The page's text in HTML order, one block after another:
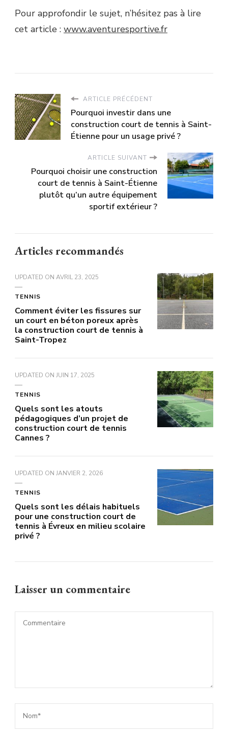
Pour approfondir le sujet, n’hésitez pas à lire
cet article : www.aventuresportive.fr
ARTICLE PRÉCÉDENT
Pourquoi investir dans une
construction court de tennis à Saint-
Étienne pour un usage privé ?
ARTICLE SUIVANT
Pourquoi choisir une construction
court de tennis à Saint-Étienne
plutôt qu’un autre équipement
sportif extérieur ?
Articles recommandés
UPDATED ON AVRIL 23, 2025
TENNIS
Comment éviter les fissures sur
un court en béton poreux après
la construction court de tennis à
Saint-Tropez
UPDATED ON JUIN 17, 2025
TENNIS
Quels sont les atouts
pédagogiques d’un projet de
construction court de tennis
Cannes ?
UPDATED ON JANVIER 2, 2026
TENNIS
Quels sont les délais habituels
pour une construction court de
tennis à Évreux en milieu scolaire
privé ?
Laisser un commentaire